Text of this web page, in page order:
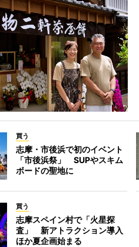
買う
志摩・市後浜で初のイベント
「市後浜祭」 SUPやスキム
ボードの聖地に
買う
志摩スペイン村で「火星探
査」 新アトラクション導入
ほか夏企画始まる